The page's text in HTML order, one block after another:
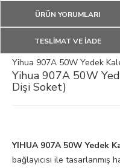
ÜRÜN YORUMLARI
TESLİMAT VE İADE
Yihua 907A 50W Yedek
Yihua 907A 50W
Dişi Soket)
YIHUA 907A 50W Yedek
bağlayıcısı ile tasarlanmış